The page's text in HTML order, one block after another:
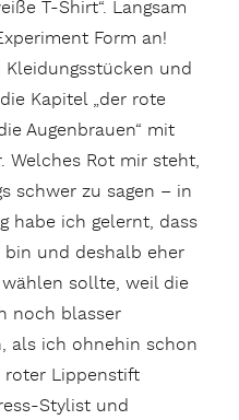
T-Shirt“. Langsam
Form an!
Kleidungsstücken und
Kapitel „der rote
Augenbrauen“ mit
Welches Rot mir steht,
schwer zu sagen – in
habe ich gelernt, dass
und deshalb eher
sollte, weil die
noch blasser
als ich ohnehin schon
roter Lippenstift
Stylist und